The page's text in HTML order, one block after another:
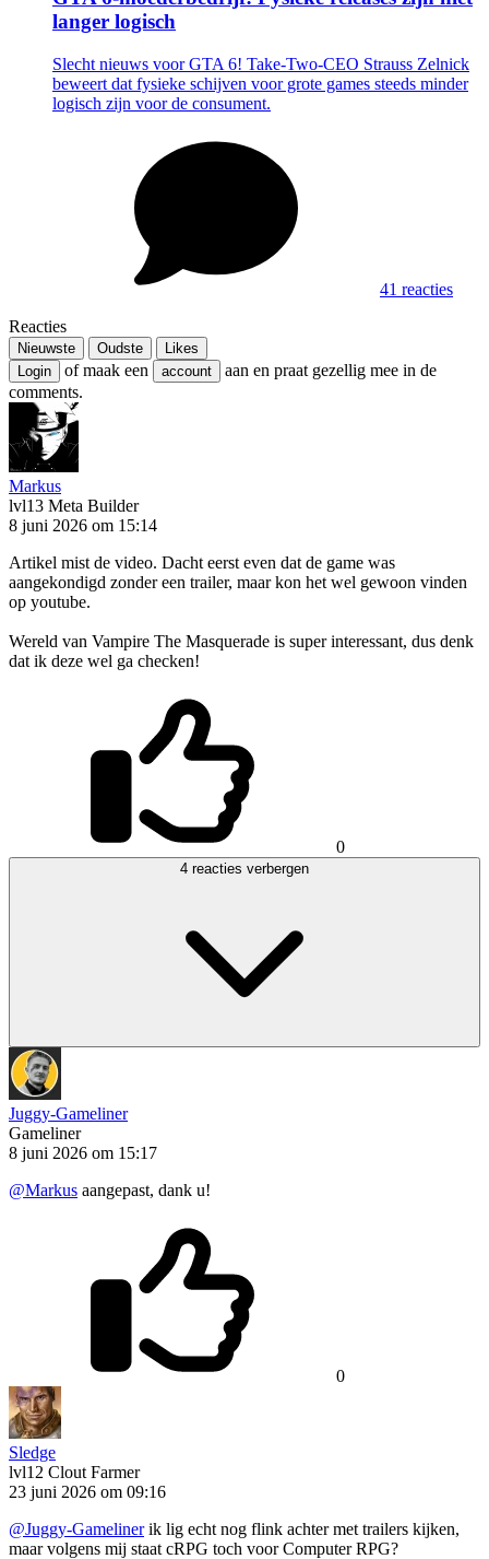
langer logisch
Slecht nieuws voor GTA 6! Take-Two-CEO Strauss Zelnick
beweert dat fysieke schijven voor grote games steeds minder
logisch zijn voor de consument.
41 reacties
Reacties
Nieuwste Oudste
Likes
Login
of maak een account
aan en praat gezellig mee in de
comments.
Markus
lvl13 Meta Builder
8 juni 2026 om 15:14
Artikel mist de video. Dacht eerst even dat de game was
aangekondigd zonder een trailer, maar kon het wel gewoon vinden
op youtube.
Wereld van Vampire The Masquerade is super interessant, dus denk
dat ik deze wel ga checken!
0
4 reacties verbergen
Juggy-Gameliner
Gameliner
8 juni 2026 om 15:17
@Markus aangepast, dank u!
0
Sledge
lvl12 Clout Farmer
23 juni 2026 om 09:16
@Juggy-Gamelinerik lig echt nog flink achter met trailers kijken,
maar volgens mij staat cRPG toch voor Computer RPG?